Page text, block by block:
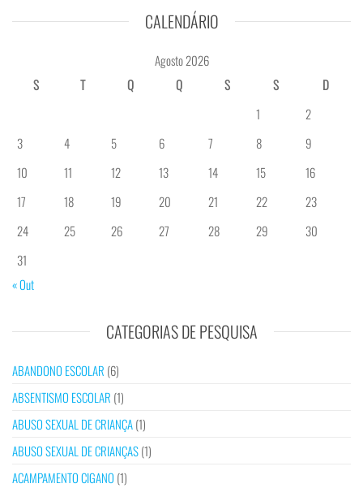
CALENDÁRIO
Agosto 2026
S
T Q Q S S
D
1
2
3
4 5 6 7 8
9
10
11 12 13 14 15
16
17
18 19 20 21 22
23
24
25 26 27 28 29
30
31
« Out
CATEGORIAS DE PESQUISA
ABANDONO ESCOLAR (6)
ABSENTISMO ESCOLAR (1)
ABUSO SEXUAL DE CRIANÇA(1)
ABUSO SEXUAL DE CRIANÇAS(1)
ACAMPAMENTO CIGANO (1)